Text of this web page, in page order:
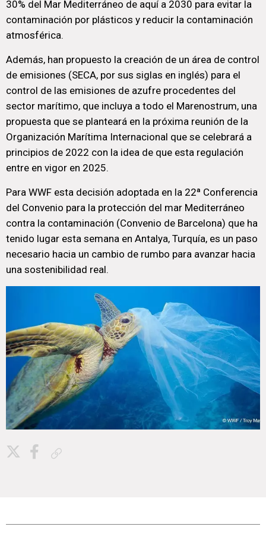
30% del Mar Mediterráneo de aquí a 2030 para evitar la
contaminación por plásticos y reducir la contaminación
atmosférica.
Además, han propuesto la creación de un área de control
de emisiones (SECA, por sus siglas en inglés) para el
control de las emisiones de azufre procedentes del
sector marítimo, que incluya a todo el Marenostrum, una
propuesta que se planteará en la próxima reunión de la
Organización Marítima Internacional que se celebrará a
principios de 2022 con la idea de que esta regulación
entre en vigor en 2025.
Para WWF esta decisión adoptada en la 22ª Conferencia
del Convenio para la protección del mar Mediterráneo
contra la contaminación (Convenio de Barcelona) que ha
tenido lugar esta semana en Antalya, Turquía, es un paso
necesario hacia un cambio de rumbo para avanzar hacia
una sostenibilidad real.